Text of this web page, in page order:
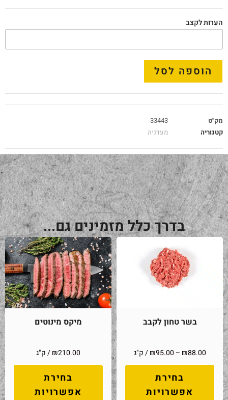
הערות לקצב
הוספה לסל
מק"ט
33443
קטגוריה
מעדניה
בדרך כלל מזמינים גם...
בשר טחון לקבב
₪88.00
–
₪95.00 / ק"ג
בחירת
אפשרויות
מיקס מינוטים
₪210.00 / ק"ג
בחירת
אפשרויות